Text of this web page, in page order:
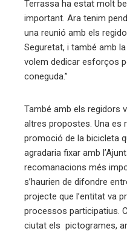
Terrassa ha estat molt
important. Ara tenim
una reunió amb els
Seguretat, i també amb
volem dedicar esforços
coneguda.”
També amb els regidors
altres propostes. Una es
promoció de la bicicleta
agradaria fixar amb
recomanacions més
s’haurien de difondre
projecte que l’entitat va
processos participatius.
ciutat els pictogrames,